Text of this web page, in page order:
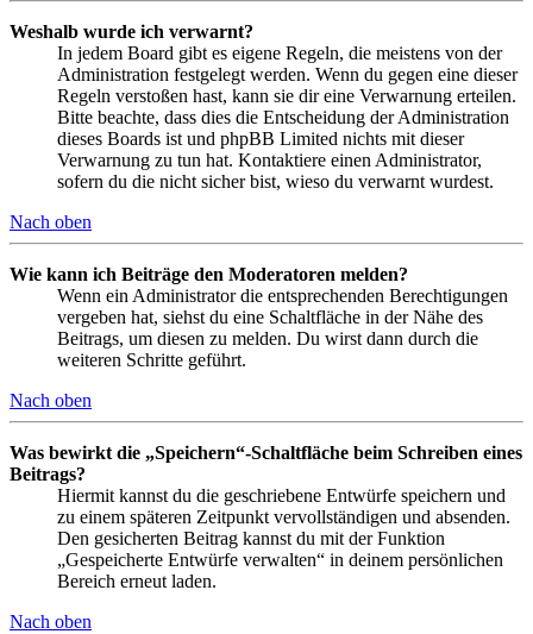
Weshalb wurde ich verwarnt?
In jedem Board gibt es eigene Regeln, die meistens von der
Administration festgelegt werden. Wenn du gegen eine dieser
Regeln verstoßen hast, kann sie dir eine Verwarnung erteilen.
Bitte beachte, dass dies die Entscheidung der Administration
dieses Boards ist und phpBB Limited nichts mit dieser
Verwarnung zu tun hat. Kontaktiere einen Administrator,
sofern du die nicht sicher bist, wieso du verwarnt wurdest.
Nach oben
Wie kann ich Beiträge den Moderatoren melden?
Wenn ein Administrator die entsprechenden Berechtigungen
vergeben hat, siehst du eine Schaltfläche in der Nähe des
Beitrags, um diesen zu melden. Du wirst dann durch die
weiteren Schritte geführt.
Nach oben
Was bewirkt die „Speichern“-Schaltfläche beim Schreiben eines
Beitrags?
Hiermit kannst du die geschriebene Entwürfe speichern und
zu einem späteren Zeitpunkt vervollständigen und absenden.
Den gesicherten Beitrag kannst du mit der Funktion
„Gespeicherte Entwürfe verwalten“ in deinem persönlichen
Bereich erneut laden.
Nach oben